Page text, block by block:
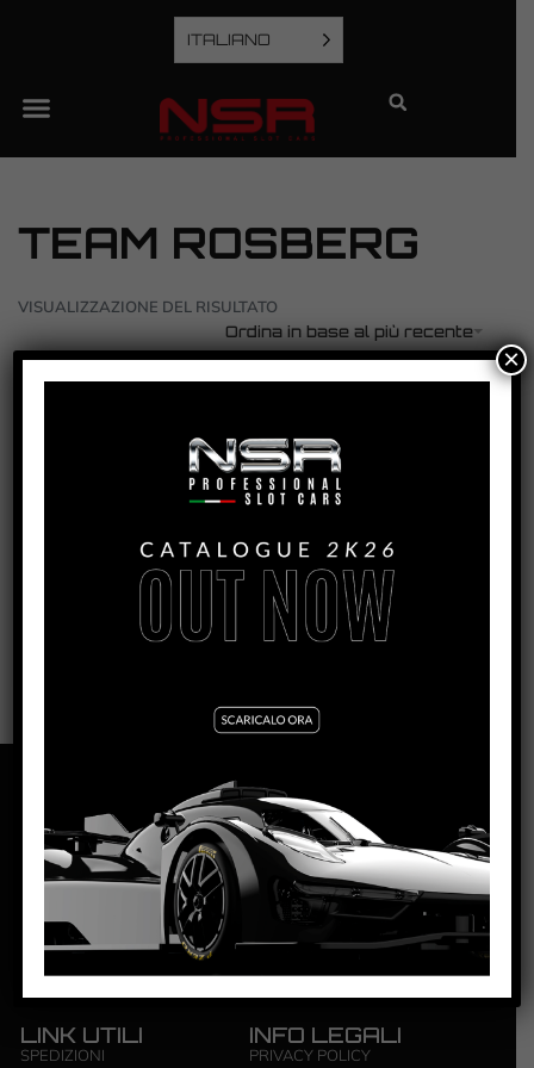
ITALIANO
TEAM ROSBERG
VISUALIZZAZIONE DEL RISULTATO
Ordina in base al più recente
CHAMPIONSHIP 2010 – TEAM ROSBERG – #3
NSR S.R.L. | ZONA INDUSTRIALE | 84095
GIFFONI VALLE PIANA – SALERNO | P.IVA: ‭0444 4820650‬
LINK UTILI
SPEDIZIONI
INFO LEGALI
PRIVACY POLICY
×